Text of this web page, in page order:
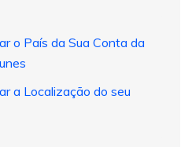
o País da Sua Conta da
a Localização do seu